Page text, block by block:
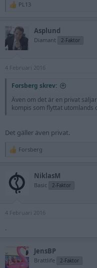
R
c
t
o
s
PL13
Asplund
Diamant 2-Faktor
4 Februari 2016
Forsberg skrev:
Även om det är en privat
kompis som flyttat utomlands
Det gäller även privat.
R
t
s
Forsberg
NiklasM
Basic 2-Faktor
4 Februari 2016
.
JensBP
Brattlife 2-Faktor